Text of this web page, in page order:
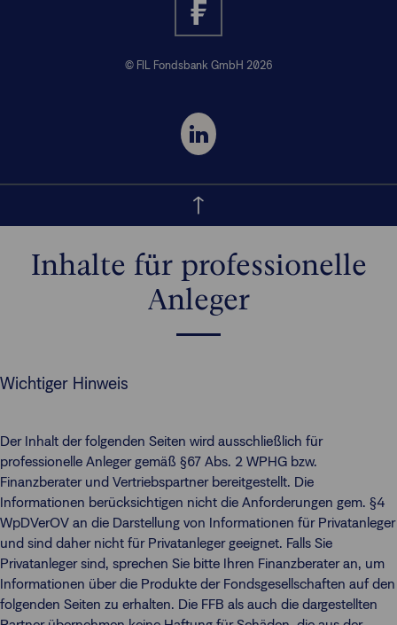
© FIL Fondsbank GmbH 2026
Inhalte für professionelle
Anleger
Wichtiger Hinweis
Der Inhalt der folgenden Seiten wird ausschließlich für
professionelle Anleger gemäß §67 Abs. 2 WPHG bzw.
Finanzberater und Vertriebspartner bereitgestellt. Die
Informationen berücksichtigen nicht die Anforderungen gem. §4
WpDVerOV an die Darstellung von Informationen für Privatanleger
und sind daher nicht für Privatanleger geeignet. Falls Sie
Privatanleger sind, sprechen Sie bitte Ihren Finanzberater an, um
Informationen über die Produkte der Fondsgesellschaften auf den
folgenden Seiten zu erhalten. Die FFB als auch die dargestellten